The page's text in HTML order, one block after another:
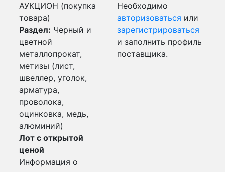
АУКЦИОН (покупка
товара)
Раздел: Черный и
цветной
металлопрокат,
метизы (лист,
швеллер, уголок,
арматура,
проволока,
оцинковка, медь,
алюминий)
Лот с открытой
ценой
Информация о
Необходимо
авторизоваться или
зарегистрироваться
и заполнить профиль
поставщика.